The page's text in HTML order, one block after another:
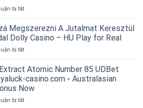
Does
7XM
Offering
_
Canada
Start
North
Star
Casino
bị tắtở
Online
Be
Ausztrália
—
Sign
Up
Today
hu.com
Megszerezni A Jutalmat Keresztül
Dolly Casino – HU Play for Real
bị tắtở
Hozzá
Megszerezni
A
Jutalmat
Keresztül
Atomic Number 85 UDBet
casino.com ◦ Australasian
Now
bị tắtở